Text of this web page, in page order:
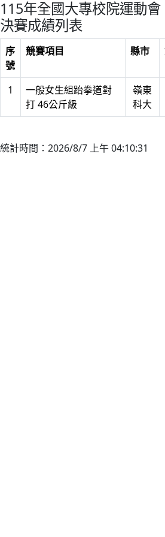
115年全國大專校院運動會
決賽成績列表
序
號
競賽項目 縣市
1
一般女生組跆拳道對
打 46公斤級
嶺東
科大
統計時間：2026/8/7 上午 04:10:31